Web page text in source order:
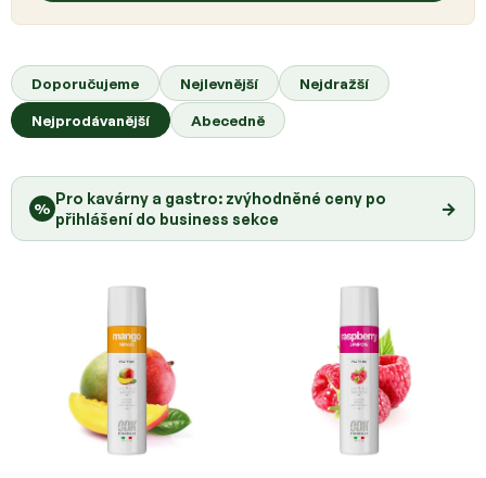
a
z
e
í
Doporučujeme Nejlevnější
Nejdražší
Nejprodávanější
Abecedně
i
p
r
o
d
k
ů
%
Pro kavárny a gastro: zvýhodněné ceny po
přihlášení do business sekce
→